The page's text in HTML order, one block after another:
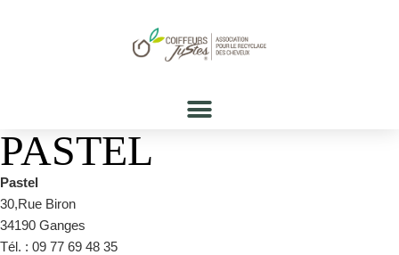
PASTEL
Pastel
30,Rue Biron
34190 Ganges
Tél. : 09 77 69 48 35